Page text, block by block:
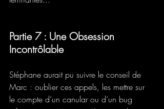
Partie 7 : Une Obsession
Incontrôlable
Stéphane aurait pu suivre le conseil de
Marc : oublier ces appels, les mettre sur
le compte d’un canular ou d’un bug